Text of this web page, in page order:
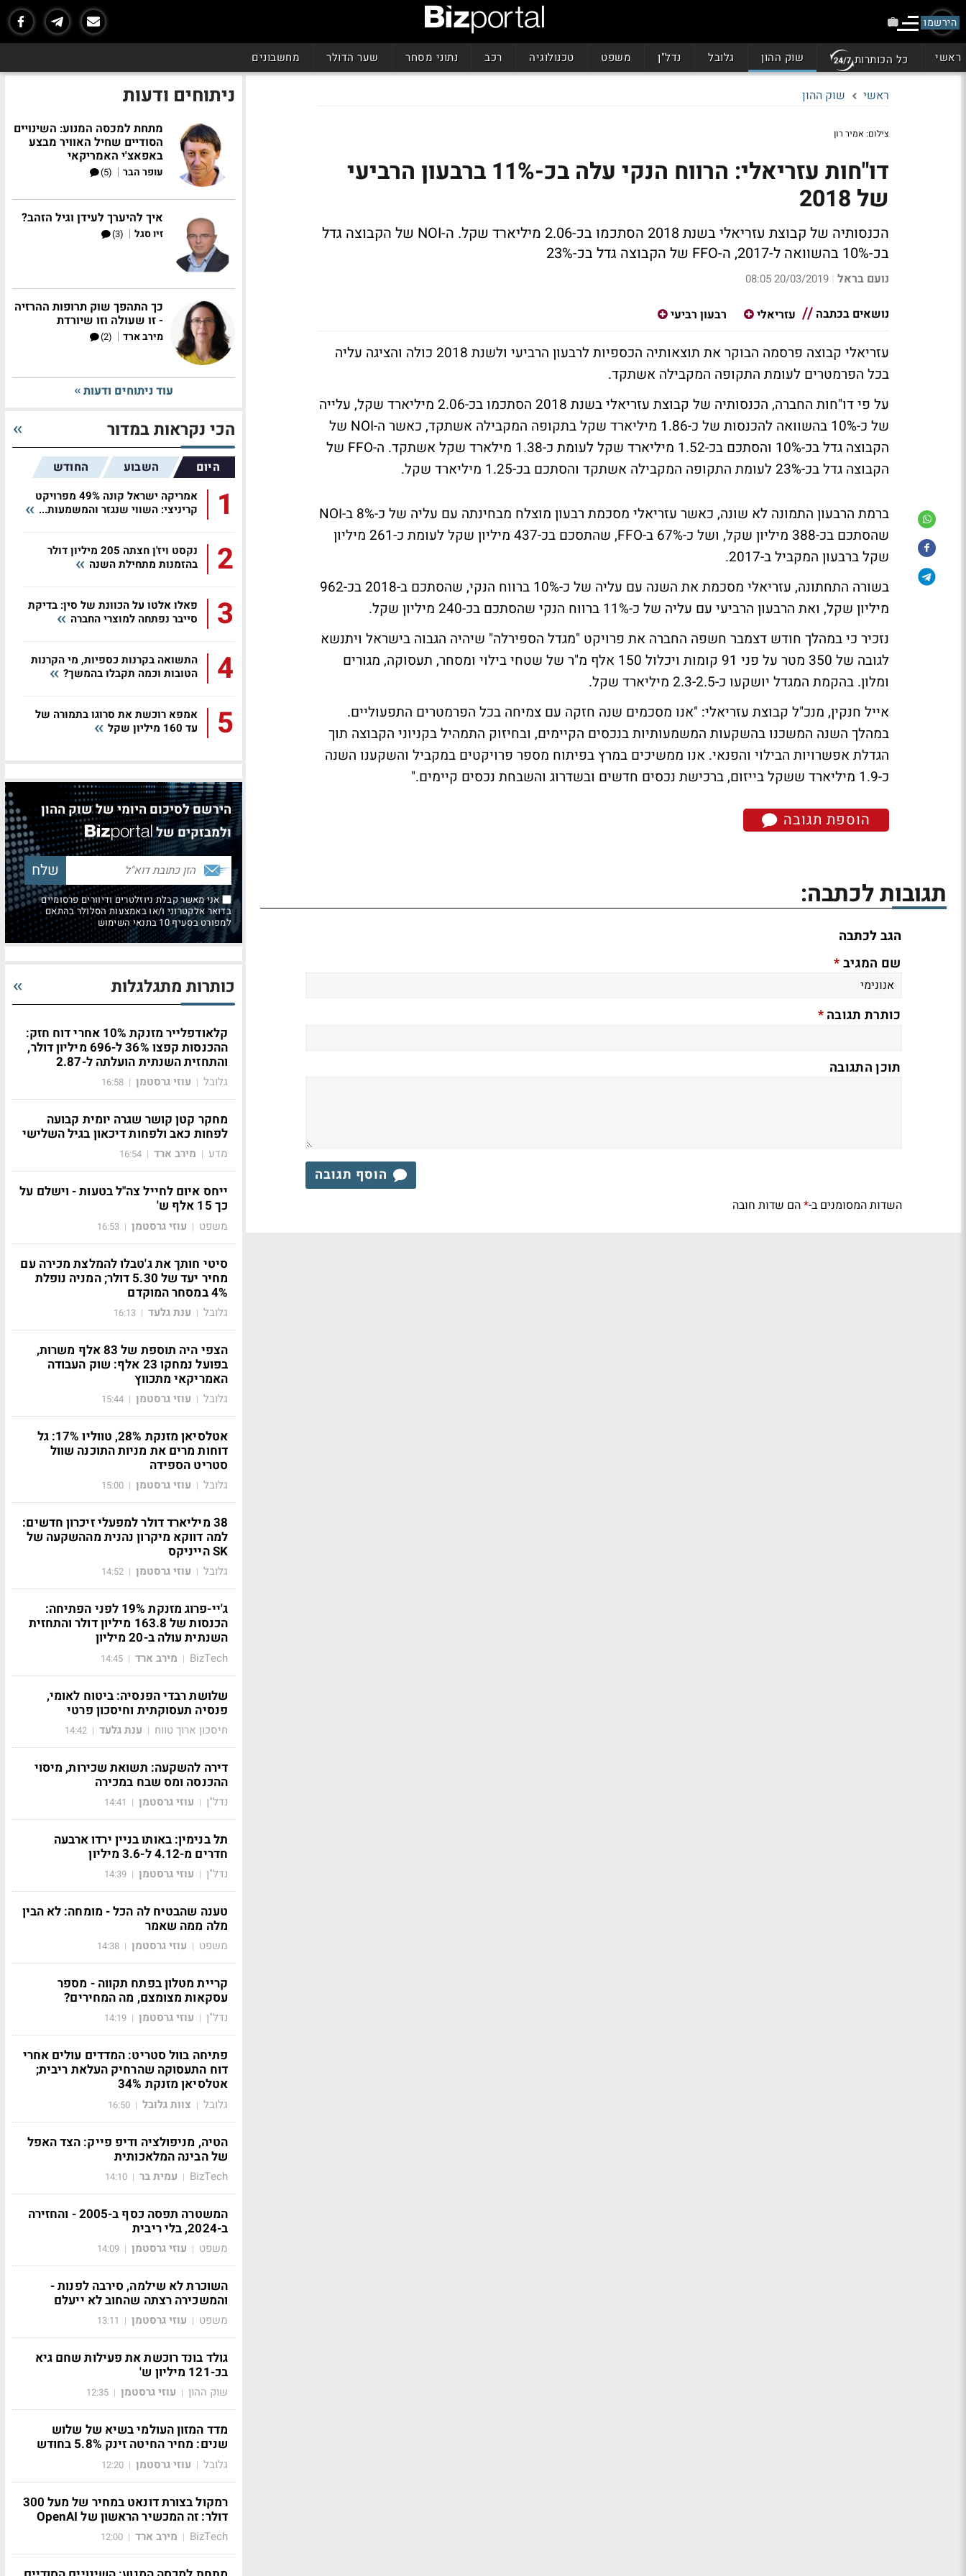
הירשמו
ראשי כל הכותרות שוק ההון גלובל נדל"ן משפט טכנולוגיה רכב נתוני מסחר שער הדולר מחשבונים
ראשי שוק ההון
צילום: אמיר רון
דו"חות עזריאלי: הרווח הנקי עלה בכ-11% ברבעון הרביעי
של 2018
הכנסותיה של קבוצת עזריאלי בשנת 2018 הסתכמו בכ-2.06 מיליארד שקל. ה-NOI של הקבוצה גדל
בכ-10% בהשוואה ל-2017, ה-FFO של הקבוצה גדל בכ-23%
נועם בראל |
20/03/2019 08:05
נושאים בכתבה עזריאלי רבעון רביעי
עזריאלי קבוצה פרסמה הבוקר את תוצאותיה הכספיות לרבעון הרביעי ולשנת 2018 כולה והציגה עליה
בכל הפרמטרים לעומת התקופה המקבילה אשתקד.
על פי דו"חות החברה, הכנסותיה של קבוצת עזריאלי בשנת 2018 הסתכמו בכ-2.06 מיליארד שקל, עלייה
של כ-10% בהשוואה להכנסות של כ-1.86 מיליארד שקל בתקופה המקבילה אשתקד, כאשר ה-NOI של
הקבוצה גדל בכ-10% והסתכם בכ-1.52 מיליארד שקל לעומת כ-1.38 מילארד שקל אשתקד. ה-FFO של
הקבוצה גדל בכ-23% לעומת התקופה המקבילה אשתקד והסתכם בכ-1.25 מיליארד שקל.
ברמת הרבעון התמונה לא שונה, כאשר עזריאלי מסכמת רבעון מוצלח מבחינתה עם עליה של כ-8% ב-NOI
שהסתכם בכ-388 מיליון שקל, ושל כ-67% ב-FFO, שהתסכם בכ-437 מיליון שקל לעומת כ-261 מיליון
שקל ברבעון המקביל ב-2017.
בשורה התחתונה, עזריאלי מסכמת את השנה עם עליה של כ-10% ברווח הנקי, שהסתכם ב-2018 בכ-962
מיליון שקל, ואת הרבעון הרביעי עם עליה של כ-11% ברווח הנקי שהסתכם בכ-240 מיליון שקל.
נזכיר כי במהלך חודש דצמבר חשפה החברה את פרויקט "מגדל הספירלה" שיהיה הגבוה בישראל ויתנשא
לגובה של 350 מטר על פני 91 קומות ויכלול 150 אלף מ"ר של שטחי בילוי ומסחר, תעסוקה, מגורים
ומלון. בהקמת המגדל יושקעו כ-2.3-2.5 מיליארד שקל.
אייל חנקין, מנכ"ל קבוצת עזריאלי: "אנו מסכמים שנה חזקה עם צמיחה בכל הפרמטרים התפעוליים.
במהלך השנה המשכנו בהשקעות המשמעותיות בנכסים הקיימים, ובחיזוק התמהיל בקניוני הקבוצה תוך
הגדלת אפשרויות הבילוי והפנאי. אנו ממשיכים במרץ בפיתוח מספר פרויקטים במקביל והשקענו השנה
כ-1.9 מיליארד ששקל בייזום, ברכישת נכסים חדשים ובשדרוג והשבחת נכסים קיימים."
הוספת תגובה
תגובות לכתבה:
הגב לכתבה
שם המגיב*
כותרת תגובה*
תוכן התגובה
הוסף תגובה
השדות המסומנים ב-*הם שדות חובה
ניתוחים ודעות
מתחת למכסה המנוע: השינויים
הסודיים שחיל האוויר מבצע
באפאצ'י האמריקאי
עופר הבר |
(5)
איך להיערך לעידן וגיל הזהב?
זיו סגל |
(3)
כך התהפך שוק תרופות ההרזיה
- זו שעולה וזו שיורדת
מירב ארד |
(2)
עוד ניתוחים ודעות
הכי נקראות במדור
היום השבוע החודש
1
אמריקה ישראל קונה 49% מפרויקט
קריניצי: השווי שנגזר והמשמעות...
2
נקסט ויז'ן חצתה 205 מיליון דולר
בהזמנות מתחילת השנה
3
פאלו אלטו על הכוונת של סין: בדיקת
סייבר נפתחה למוצרי החברה
4
התשואה בקרנות כספיות, מי הקרנות
הטובות וכמה תקבלו בהמשך?
5
אמפא רוכשת את סרוגו בתמורה של
עד 160 מיליון שקל
הירשם לסיכום היומי של שוק ההון
ולמבזקים של
אני מאשר קבלת ניוזלטרים ודיוורים פרסומיים
בדואר אלקטרוני ו/או באמצעות הסלולר בהתאם
למפורט בסעיף 10 בתנאי השימוש
כותרות מתגלגלות
קלאודפלייר מזנקת 10% אחרי דוח חזק:
ההכנסות קפצו 36% ל-696 מיליון דולר,
והתחזית השנתית הועלתה ל-2.87
גלובל | עוזי גרסטמן |
16:58
מחקר קטן קושר שגרה יומית קבועה
לפחות כאב ולפחות דיכאון בגיל השלישי
מדע | מירב ארד |
16:54
ייחס איום לחייל צה"ל בטעות - וישלם על
כך 15 אלף ש'
משפט | עוזי גרסטמן |
16:53
סיטי חותך את ג'טבלו להמלצת מכירה עם
מחיר יעד של 5.30 דולר; המניה נופלת
4% במסחר המוקדם
גלובל | ענת גלעד |
16:13
הצפי היה תוספת של 83 אלף משרות,
בפועל נמחקו 23 אלף: שוק העבודה
האמריקאי מתכווץ
גלובל | עוזי גרסטמן |
15:44
אטלסיאן מזנקת 28%, טווליו 17%: גל
דוחות מרים את מניות התוכנה שוול
סטריט הספידה
גלובל | עוזי גרסטמן |
15:00
38 מיליארד דולר למפעלי זיכרון חדשים:
למה דווקא מיקרון נהנית מההשקעה של
SK הייניקס
גלובל | עוזי גרסטמן |
14:52
ג'יי-פרוג מזנקת 19% לפני הפתיחה:
הכנסות של 163.8 מיליון דולר והתחזית
השנתית עולה ב-20 מיליון
BizTech
| מירב ארד |
14:45
שלושת רבדי הפנסיה: ביטוח לאומי,
פנסיה תעסוקתית וחיסכון פרטי
חיסכון ארוך טווח | ענת גלעד |
14:42
דירה להשקעה: תשואת שכירות, מיסוי
ההכנסה ומס שבח במכירה
נדל"ן | עוזי גרסטמן |
14:41
תל בנימין: באותו בניין ירדו ארבעה
חדרים מ-4.12 ל-3.6 מיליון
נדל"ן | עוזי גרסטמן |
14:39
טענה שהבטיח לה הכל - מומחה: לא הבין
מלה ממה שאמר
משפט | עוזי גרסטמן |
14:38
קריית מטלון בפתח תקווה - מספר
עסקאות מצומצם, מה המחירים?
נדל"ן | עוזי גרסטמן |
14:19
פתיחה בוול סטריט: המדדים עולים אחרי
דוח התעסוקה שהרחיק העלאת ריבית;
אטלסיאן מזנקת 34%
גלובל | צוות גלובל |
16:50
הטיה, מניפולציה ודיפ פייק: הצד האפל
של הבינה המלאכותית
BizTech
| עמית בר |
14:10
המשטרה תפסה כסף ב-2005 - והחזירה
ב-2024, בלי ריבית
משפט | עוזי גרסטמן |
14:09
השוכרת לא שילמה, סירבה לפנות -
והמשכירה רצתה שהחוב לא ייעלם
משפט | עוזי גרסטמן |
13:11
גולד בונד רוכשת את פעילות שחם גיא
בכ-121 מיליון ש'
שוק ההון | עוזי גרסטמן |
12:35
מדד המזון העולמי בשיא של שלוש
שנים: מחיר החיטה זינק 5.8% בחודש
גלובל | עוזי גרסטמן |
12:20
רמקול בצורת דונאט במחיר של מעל 300
דולר: זה המכשיר הראשון של OpenAI
BizTech
| מירב ארד |
12:00